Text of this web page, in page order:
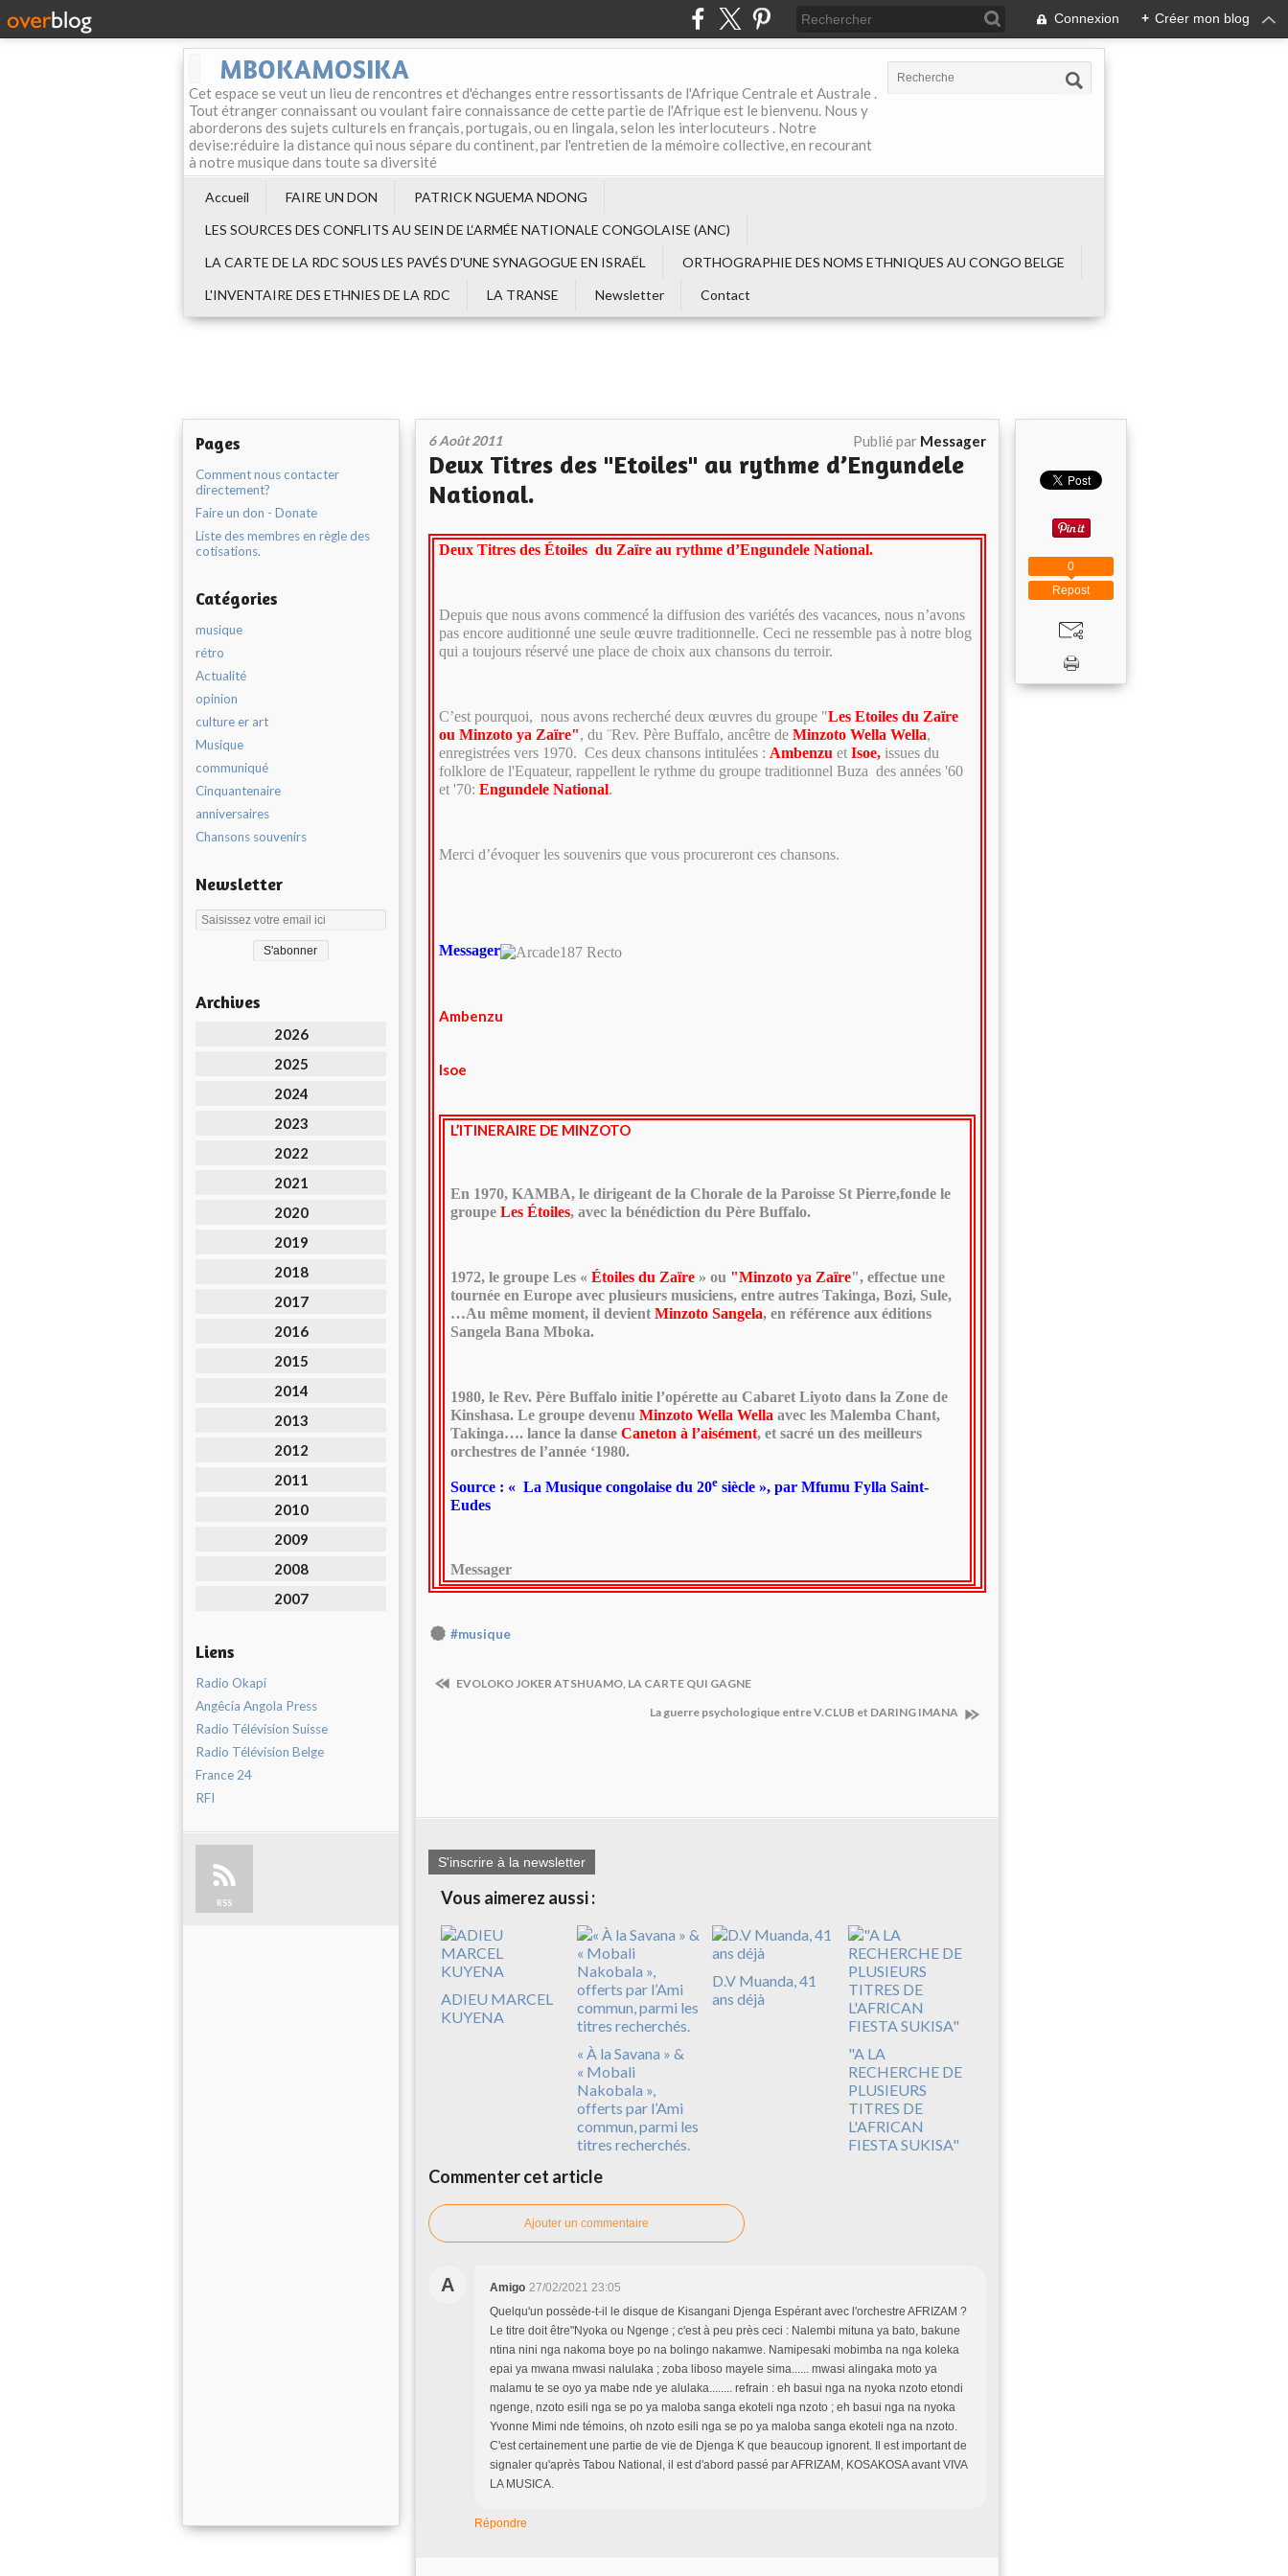
Connexion + Créer mon blog
MBOKAMOSIKA
Cet espace se veut un lieu de rencontres et d'échanges entre ressortissants de l'Afrique Centrale et Australe .
Tout étranger connaissant ou voulant faire connaissance de cette partie de l'Afrique est le bienvenu. Nous y
aborderons des sujets culturels en français, portugais, ou en lingala, selon les interlocuteurs . Notre
devise:réduire la distance qui nous sépare du continent, par l'entretien de la mémoire collective, en recourant
à notre musique dans toute sa diversité
Accueil FAIRE UN DON
PATRICK NGUEMA NDONG
LES SOURCES DES CONFLITS AU SEIN DE L‘ARMÉE NATIONALE CONGOLAISE (ANC)
LA CARTE DE LA RDC SOUS LES PAVÉS D'UNE SYNAGOGUE EN ISRAËL
ORTHOGRAPHIE DES NOMS ETHNIQUES AU CONGO BELGE
L'INVENTAIRE DES ETHNIES DE LA RDC
LA TRANSE Newsletter Contact
Pages
Comment nous contacter
directement?
Faire un don - Donate
Liste des membres en règle des
cotisations.
Catégories
musique
rétro
Actualité
opinion
culture er art
Musique
communiqué
Cinquantenaire
anniversaires
Chansons souvenirs
Newsletter
Archives
2026
2025
2024
2023
2022
2021
2020
2019
2018
2017
2016
2015
2014
2013
2012
2011
2010
2009
2008
2007
Liens
Radio Okapi
Angêcia Angola Press
Radio Télévision Suisse
Radio Télévision Belge
France 24
RFI
RSS
6 Août 2011 Publié par Messager
Deux Titres des "Etoiles" au rythme d’Engundele
National.
Deux Titres des Étoiles du Zaïre au rythme d’Engundele National.
Depuis que nous avons commencé la diffusion des variétés des vacances, nous n’avons
pas encore auditionné une seule œuvre traditionnelle. Ceci ne ressemble pas à notre blog
qui a toujours réservé une place de choix aux chansons du terroir.
C’est pourquoi, nous avons recherché deux œuvres du groupe "Les Etoiles du Zaïre
ou Minzoto ya Zaïre", du ¨Rev. Père Buffalo, ancêtre deMinzoto Wella Wella,
enregistrées vers 1970. Ces deux chansons intitulées : Ambenzu etIsoe, issues du
folklore de l'Equateur, rappellent le rythme du groupe traditionnel Buza des années '60
et '70:Engundele National.
Merci d’évoquer les souvenirs que vous procureront ces chansons.
Messager
Ambenzu
Isoe
L’ITINERAIRE DE MINZOTO
En 1970, KAMBA, le dirigeant de la Chorale de la Paroisse St Pierre,fonde le
groupe Les Étoiles, avec la bénédiction du Père Buffalo.
1972, le groupe Les « Étoiles du Zaïre» ou "Minzoto ya Zaïre", effectue une
tournée en Europe avec plusieurs musiciens, entre autres Takinga, Bozi, Sule,
…Au même moment, il devient Minzoto Sangela, en référence aux éditions
Sangela Bana Mboka.
1980, le Rev. Père Buffalo initie l’opérette au Cabaret Liyoto dans la Zone de
Kinshasa. Le groupe devenu Minzoto Wella Wella avec les Malemba Chant,
Takinga…. lance la danse Caneton à l’aisément, et sacré un des meilleurs
orchestres de l’année ‘1980.
Source : « La Musique congolaise du 20esiècle », par Mfumu Fylla Saint-
Eudes
Messager
#musique
EVOLOKO JOKER ATSHUAMO, LA CARTE QUI GAGNE
La guerre psychologique entre V.CLUB et DARING IMANA
S'inscrire à la newsletter
Vous aimerez aussi :
ADIEU MARCEL
KUYENA
« À la Savana » &
« Mobali
Nakobala »,
offerts par l’Ami
commun, parmi les
titres recherchés.
D.V Muanda, 41
ans déjà
"A LA
RECHERCHE DE
PLUSIEURS
TITRES DE
L'AFRICAN
FIESTA SUKISA"
Commenter cet article
Ajouter un commentaire
A Amigo 27/02/2021 23:05
Quelqu'un possède-t-il le disque de Kisangani Djenga Espérant avec l'orchestre AFRIZAM ?
Le titre doit être"Nyoka ou Ngenge ; c'est à peu près ceci : Nalembi mituna ya bato, bakune
ntina nini nga nakoma boye po na bolingo nakamwe. Namipesaki mobimba na nga koleka
epai ya mwana mwasi nalulaka ; zoba liboso mayele sima...... mwasi alingaka moto ya
malamu te se oyo ya mabe nde ye alulaka........ refrain : eh basui nga na nyoka nzoto etondi
ngenge, nzoto esili nga se po ya maloba sanga ekoteli nga nzoto ; eh basui nga na nyoka
Yvonne Mimi nde témoins, oh nzoto esili nga se po ya maloba sanga ekoteli nga na nzoto.
C'est certainement une partie de vie de Djenga K que beaucoup ignorent. Il est important de
signaler qu'après Tabou National, il est d'abord passé par AFRIZAM, KOSAKOSA avant VIVA
LA MUSICA.
Répondre
Repost
0